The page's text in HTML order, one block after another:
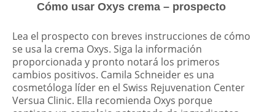
Cómo usar Oxys crema – prospecto
Lea el prospecto con breves instrucciones de cómo
se usa la crema Oxys. Siga la información
proporcionada y pronto notará los primeros
cambios positivos. Camila Schneider es una
cosmetóloga líder en el Swiss Rejuvenation Center
Versua Clinic. Ella recomienda Oxys porque